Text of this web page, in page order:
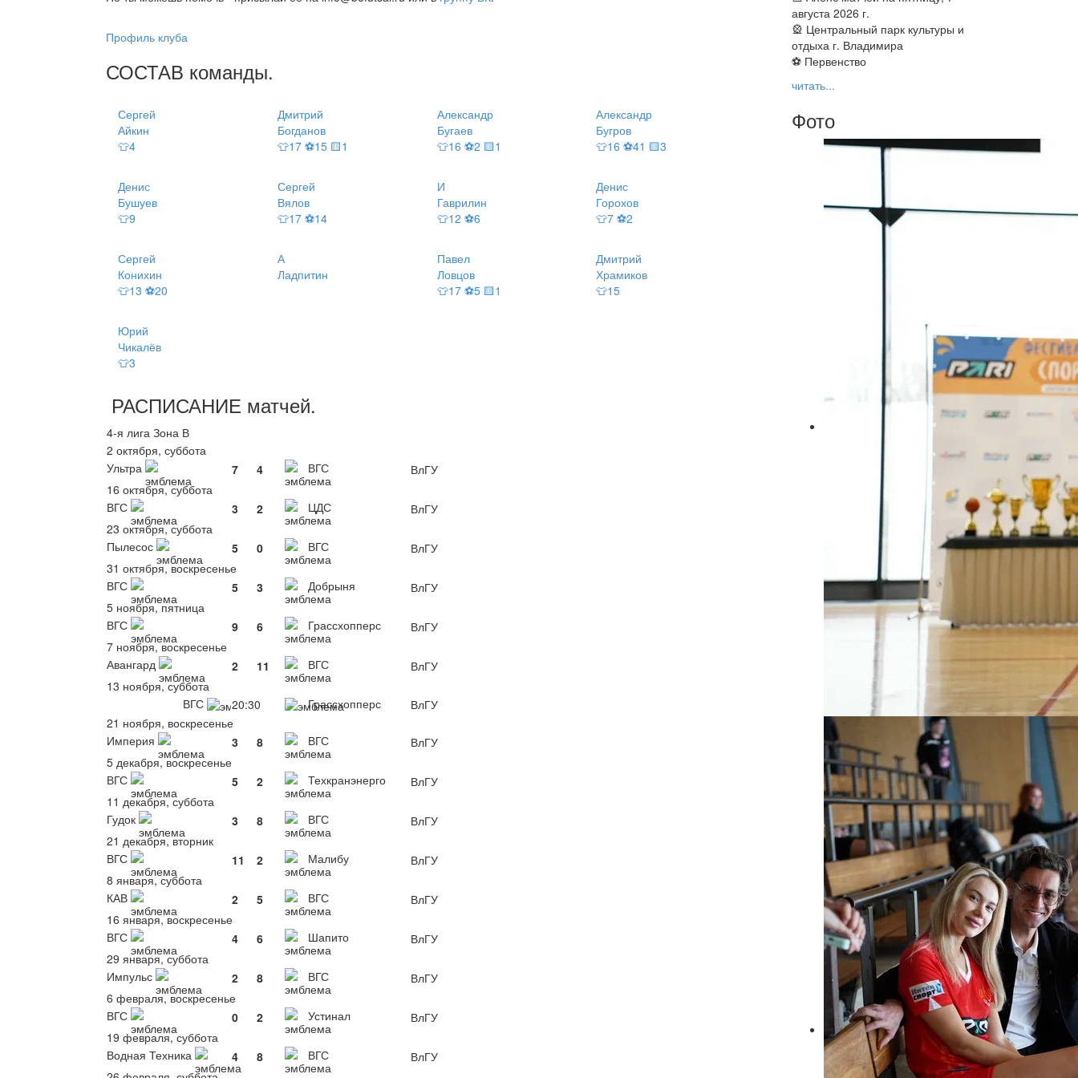
Профиль клуба
СОСТАВ команды.
Сергей
Айкин
👕4
Дмитрий
Богданов
👕17 ⚽15 🟨1
Александр
Бугаев
👕16 ⚽2 🟨1
Александр
Бугров
👕16 ⚽41 🟨3
Денис
Бушуев
👕9
Сергей
Вялов
👕17 ⚽14
И
Гаврилин
👕12 ⚽6
Денис
Горохов
👕7 ⚽2
Сергей
Конихин
👕13 ⚽20
А
Ладпитин
Павел
Ловцов
👕17 ⚽5 🟨1
Дмитрий
Храмиков
👕15
Юрий
Чикалёв
👕3
РАСПИСАНИЕ матчей.
4-я лига Зона В
2 октября, суббота
Ультра
7 4 ВГС
ВлГУ
16 октября, суббота
ВГС
3 2 ЦДС
ВлГУ
23 октября, суббота
Пылесос
5 0 ВГС
ВлГУ
31 октября, воскресенье
ВГС
5 3 Добрыня
ВлГУ
5 ноября, пятница
ВГС
9 6 Грассхопперс
ВлГУ
7 ноября, воскресенье
Авангард
2 11 ВГС
ВлГУ
13 ноября, суббота
ВГС
20:30 Грассхопперс
ВлГУ
21 ноября, воскресенье
Империя
3 8 ВГС
ВлГУ
5 декабря, воскресенье
ВГС
5 2 Техкранэнерго
ВлГУ
11 декабря, суббота
Гудок
3 8 ВГС
ВлГУ
21 декабря, вторник
ВГС
11 2 Малибу
ВлГУ
8 января, суббота
КАВ
2 5 ВГС
ВлГУ
16 января, воскресенье
ВГС
4 6 Шапито
ВлГУ
29 января, суббота
Импульс
2 8 ВГС
ВлГУ
6 февраля, воскресенье
ВГС
0 2 Устинал
ВлГУ
19 февраля, суббота
Водная Техника
4 8 ВГС
ВлГУ
августа 2026 г.
🎡 Центральный парк культуры и
отдыха г. Владимира
⚽ Первенство
читать...
Фото